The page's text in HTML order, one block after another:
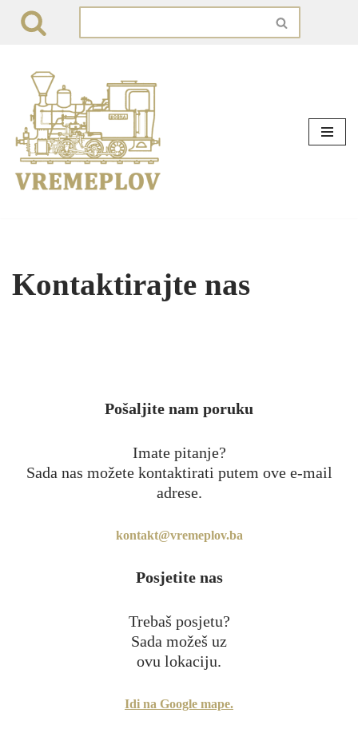
content
Kontaktirajte nas
Pošaljite nam poruku
Imate pitanje?
Sada nas možete kontaktirati putem ove e-mail
adrese.
kontakt@vremeplov.ba
Posjetite nas
Trebaš posjetu?
Sada možeš uz
ovu lokaciju.
Idi na Google mape.